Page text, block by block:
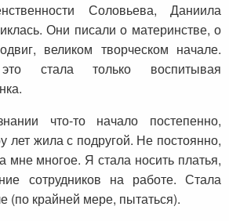
Соловьева, Даниила
Они писали о материнстве, о
великом творческом начале.
стала только воспитывая
что-то начало постепенно,
лет жила с подругой. Не постоянно,
мне многое. Я стала носить платья,
сотрудников на работе. Стала
(по крайней мере, пытаться).